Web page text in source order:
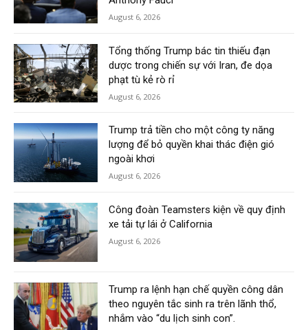
August 6, 2026
Tổng thống Trump bác tin thiếu đạn
dược trong chiến sự với Iran, đe dọa
phạt tù kẻ rò rỉ
August 6, 2026
Trump trả tiền cho một công ty năng
lượng để bỏ quyền khai thác điện gió
ngoài khơi
August 6, 2026
Công đoàn Teamsters kiện về quy định
xe tải tự lái ở California
August 6, 2026
Trump ra lệnh hạn chế quyền công dân
theo nguyên tắc sinh ra trên lãnh thổ,
nhắm vào “du lịch sinh con”.